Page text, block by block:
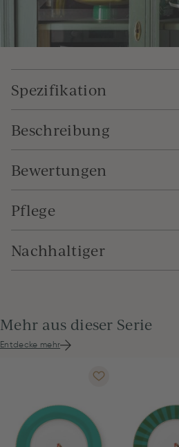
Spezifikation
Beschreibung
Bewertungen
Pflege
Nachhaltiger
Mehr aus dieser Serie
Entdecke mehr